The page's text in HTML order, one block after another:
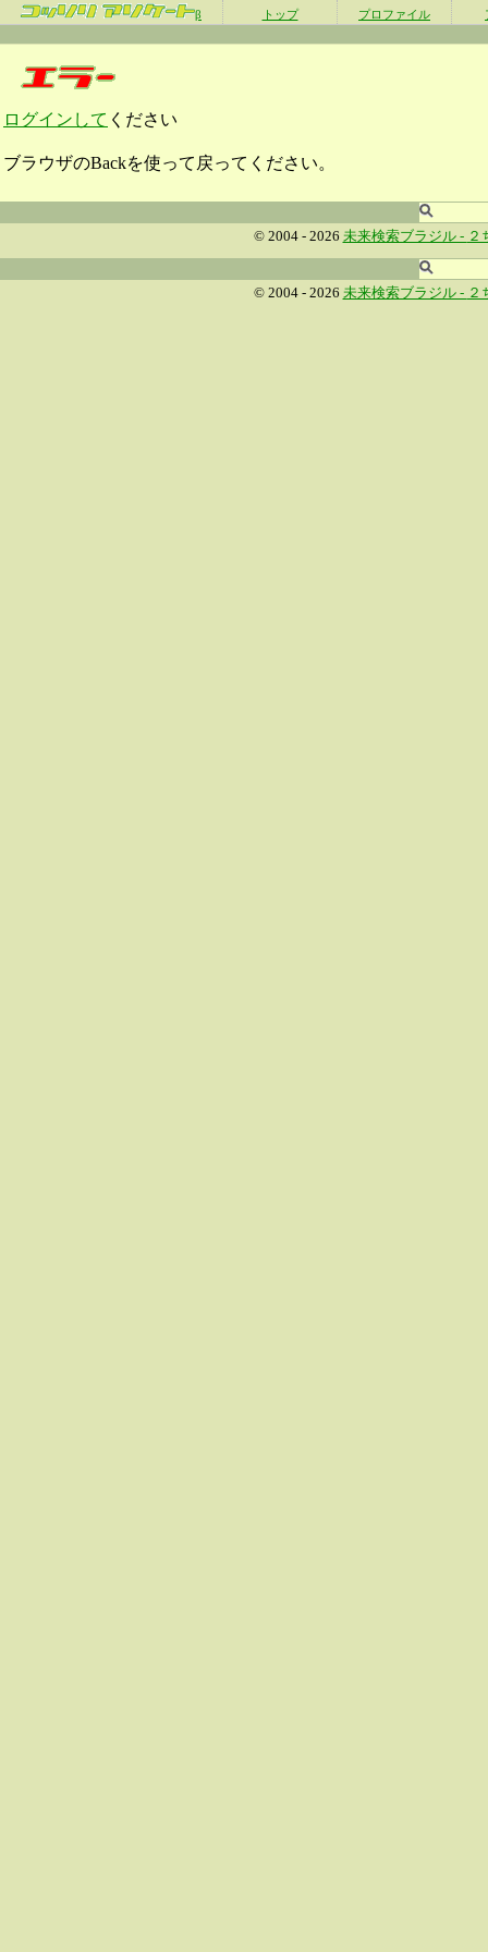
β トップ プロファイル
ログインして ください
ブラウザのBackを使って戻ってください。
© 2004 - 2026 未来検索ブラジル - ２
© 2004 - 2026 未来検索ブラジル - ２